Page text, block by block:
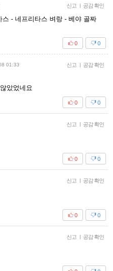
신고 | 공감 확인
- 네프리타스 벼랑 - 베야 골짜
0
0
01:33 신고 | 공감 확인
았었네요
0
0
신고 | 공감 확인
0
0
신고 | 공감 확인
0
0
신고 | 공감 확인